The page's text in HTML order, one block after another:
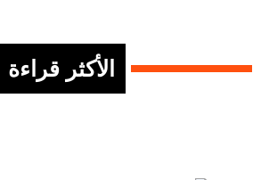
الأكثر قراءة